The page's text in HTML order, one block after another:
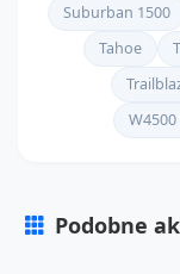
Suburban 1500
Tahoe
Podobne